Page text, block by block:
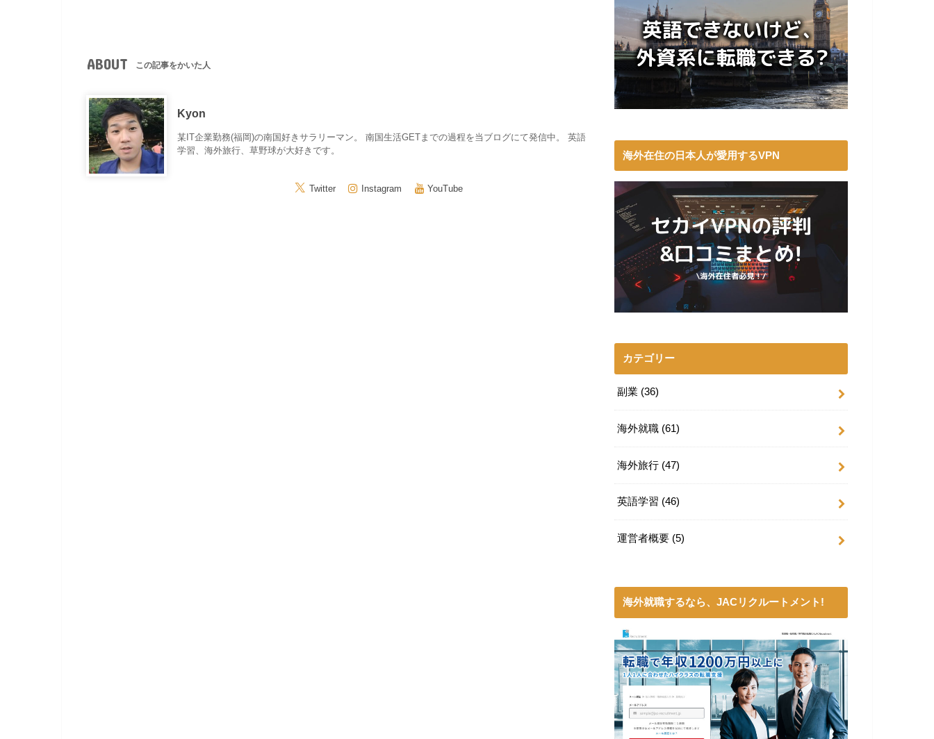
ABOUT この記事をかいた人
Kyon
某IT企業勤務(福岡)の南国好きサラリーマン。 南国生活GETまでの過程を当ブログにて発信中。 英語
学習、海外旅行、草野球が大好きです。
Twitter Instagram YouTube
海外在住の日本人が愛用するVPN
カテゴリー
副業 (36)
海外就職 (61)
海外旅行 (47)
英語学習 (46)
運営者概要 (5)
海外就職するなら、JACリクルートメント!